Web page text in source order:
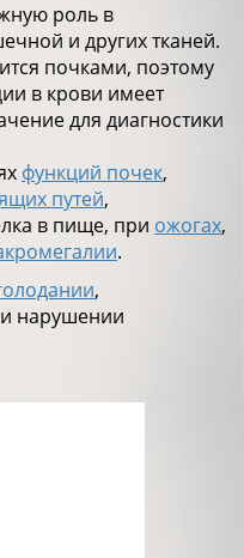
роль в
и других тканей.
почками, поэтому
в крови имеет
для диагностики
функций почек,
путей,
в пище, при ожогах,
.
,
и нарушении